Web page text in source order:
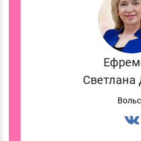
Светлана